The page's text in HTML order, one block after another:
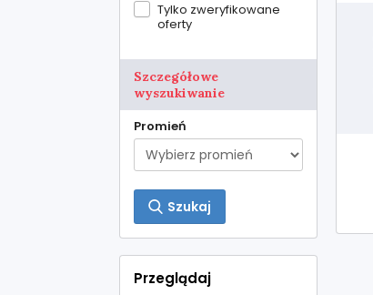
Tylko zweryfikowane
oferty
Szczegółowe
wyszukiwanie
Promień
Szukaj
Przeglądaj